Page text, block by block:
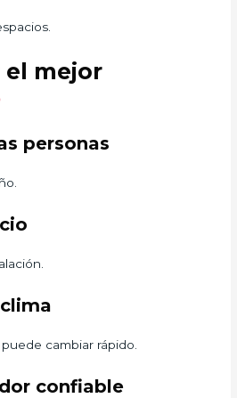
el mejor
personas
cambiar rápido.
confiable